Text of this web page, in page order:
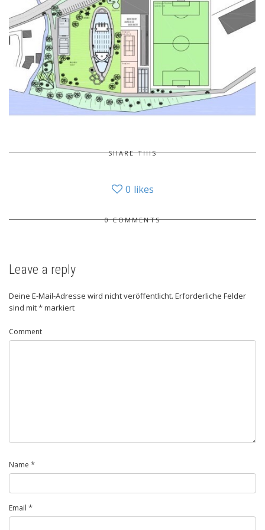
SHARE THIS
0 likes
0 COMMENTS
Leave a reply
Deine E-Mail-Adresse wird nicht veröffentlicht. Erforderliche Felder
sind mit*markiert
Comment
Name *
Email *